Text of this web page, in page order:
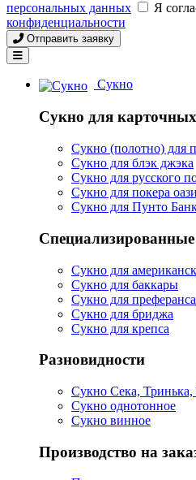
персональных данных
Я
конфиденциальности
Отправить заявку
Сукно
Сукно для
Сукно (полотно) для
Сукно для блэк джэка
Сукно для русского
Сукно для покера
Сукно для Пунто
Специализированные
Сукно для
Сукно для баккары
Сукно для преферанса
Сукно для бриджа
Сукно для крепса
Разновидности
Сукно Сека, Тринька,
Сукно однотонное
Сукно винное
Производство на